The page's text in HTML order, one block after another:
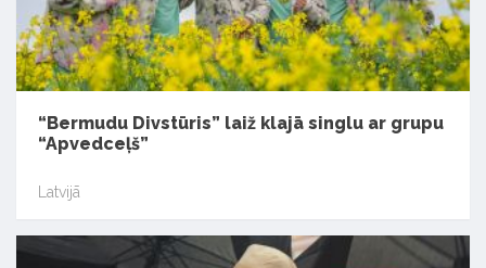
“Bermudu Divstūris” laiž klajā singlu ar grupu
“Apvedceļš”
Latvijā